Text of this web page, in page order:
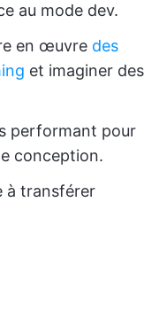
au mode dev.
en œuvre des
et imaginer des
performant pour
conception.
à transférer